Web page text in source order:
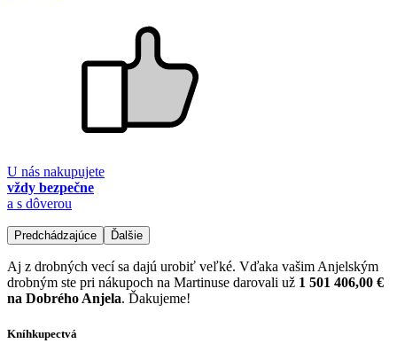
U nás nakupujete
vždy bezpečne
a s dôverou
Predchádzajúce Ďalšie
Aj z drobných vecí sa dajú urobiť veľké. Vďaka vašim Anjelským
drobným ste pri nákupoch na Martinuse darovali už 1 501 406,00 €
na Dobrého Anjela. Ďakujeme!
Kníhkupectvá